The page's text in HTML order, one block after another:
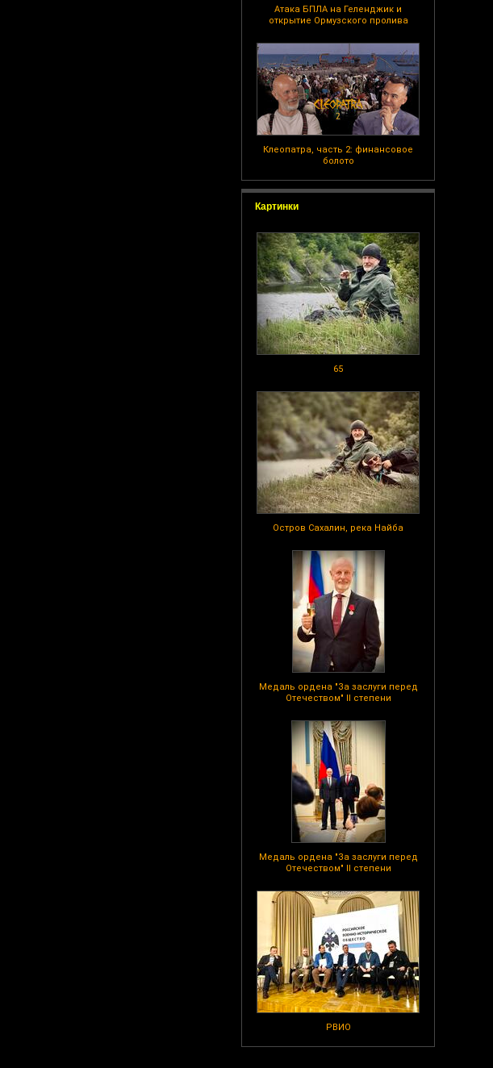
Атака БПЛА на Геленджик и
открытие Ормузского пролива
Клеопатра, часть 2: финансовое
болото
Картинки
65
Остров Сахалин, река Найба
Медаль ордена "За заслуги перед
Отечеством" II степени
Медаль ордена "За заслуги перед
Отечеством" II степени
РВИО